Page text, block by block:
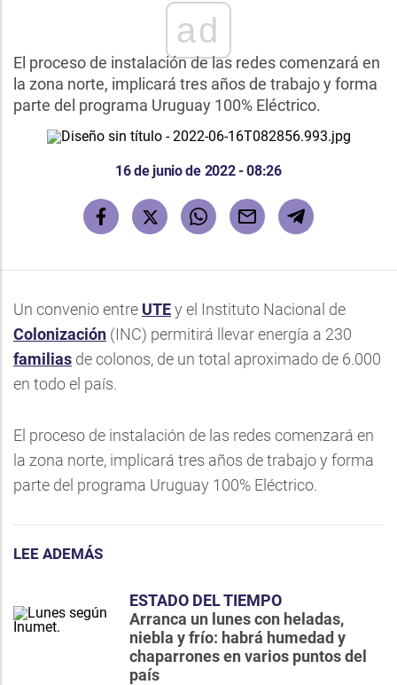
ad
El proceso de instalación de las redes comenzará en
la zona norte, implicará tres años de trabajo y forma
parte del programa Uruguay 100% Eléctrico.
16 de junio de 2022 - 08:26
Un convenio entre UTEy el Instituto Nacional de
Colonización (INC) permitirá llevar energía a 230
familias de colonos, de un total aproximado de 6.000
en todo el país.
El proceso de instalación de las redes comenzará en
la zona norte, implicará tres años de trabajo y forma
parte del programa Uruguay 100% Eléctrico.
LEE ADEMÁS
ESTADO DEL TIEMPO
Arranca un lunes con heladas,
niebla y frío: habrá humedad y
chaparrones en varios puntos del
país